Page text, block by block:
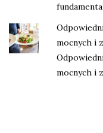
mocnych i
mocnych i